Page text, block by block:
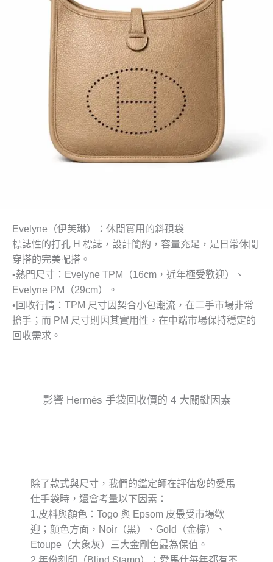
Evelyne（伊芙琳）：休閒實用的斜孭袋
標誌性的打孔 H 標誌，設計簡約，容量充足，是日常休閒
穿搭的完美配搭。
•熱門尺寸 ：Evelyne TPM（16cm，近年極受歡迎）、
Evelyne PM（29cm）。
• 回收行情 ：TPM 尺寸因契合小包潮流，在二手市場非常
搶手；而 PM 尺寸則因其實用性，在中端市場保持穩定的
回收需求。
影響 Hermès 手袋回收價的 4 大關鍵因素
除了款式與尺寸，我們的鑑定師在評估您的愛馬
仕手袋時，還會考量以下因素：
1.皮料與顏色 ：Togo 與 Epsom 皮最受市場歡
迎；顏色方面，Noir（黑）、Gold（金棕）、
Etoupe（大象灰）三大金剛色最為保值。
2. 年份刻印（Blind Stamp） ：愛馬仕每年都有不